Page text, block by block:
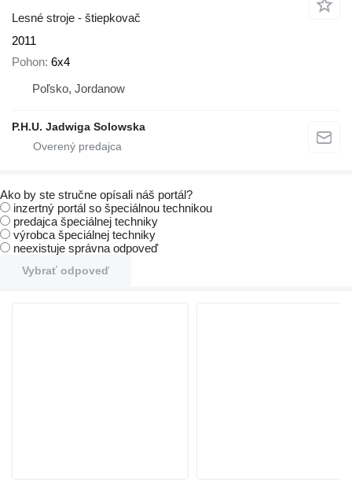
Lesné stroje - štiepkovač
2011
Pohon 6x4
Poľsko, Jordanow
P.H.U. Jadwiga Solowska
Ako by ste stručne opísali náš portál?
inzertný portál so špeciálnou technikou
predajca špeciálnej techniky
výrobca špeciálnej techniky
neexistuje správna odpoveď
Vybrať odpoveď